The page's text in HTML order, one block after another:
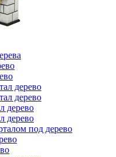
дерево
дерево
дерево
дерево
под дерево